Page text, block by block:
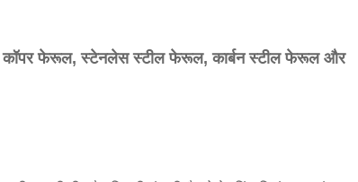
कॉपर फेरूल, स्टेनलेस स्टील फेरूल, कार्बन स्टील फेरूल और